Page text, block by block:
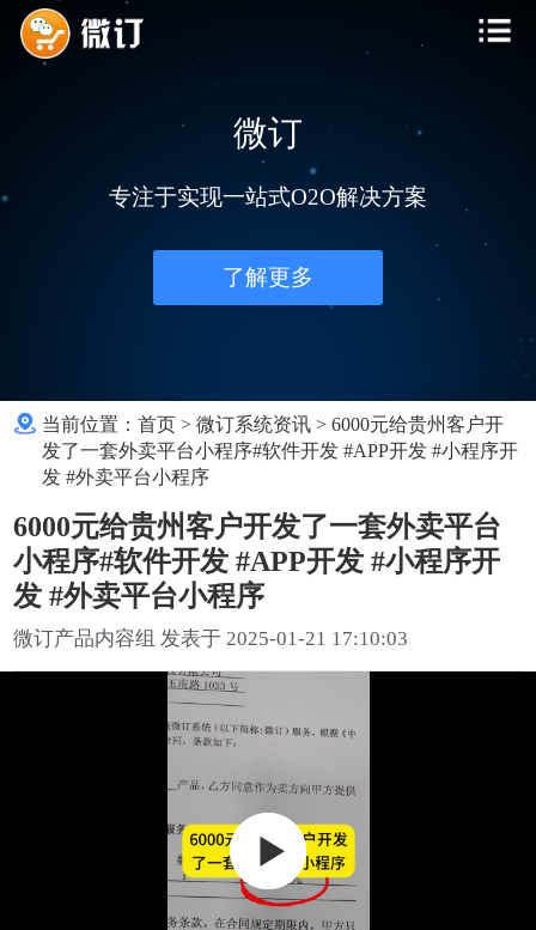
微订
专注于实现一站式O2O解决方案
了解更多
当前位置：首页 >微订系统资讯 >6000元给贵州客户开
发了一套外卖平台小程序#软件开发 #APP开发 #小程序开
发 #外卖平台小程序
6000元给贵州客户开发了一套外卖平台
小程序#软件开发 #APP开发 #小程序开
发 #外卖平台小程序
微订产品内容组 发表于 2025-01-21 17:10:03